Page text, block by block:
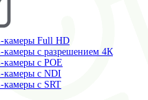
камеры Full HD
камеры с разрешением 4К
камеры с POE
камеры c NDI
камеры с SRT